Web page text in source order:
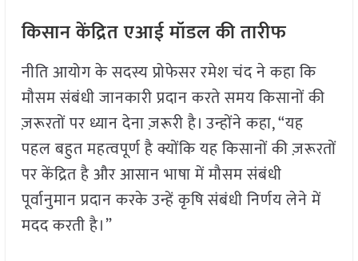
किसान केंद्रित एआई मॉडल की तारीफ
नीति आयोग के सदस्य प्रोफेसर रमेश चंद ने कहा कि
मौसम संबंधी जानकारी प्रदान करते समय किसानों की
ज़रूरतों पर ध्यान देना ज़रूरी है। उन्होंने कहा, “यह
पहल बहुत महत्वपूर्ण है क्योंकि यह किसानों की ज़रूरतों
पर केंद्रित है और आसान भाषा में मौसम संबंधी
पूर्वानुमान प्रदान करके उन्हें कृषि संबंधी निर्णय लेने में
मदद करती है।”